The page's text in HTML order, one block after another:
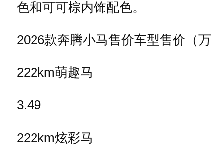
色和可可棕内饰配色。
2026款奔腾小马售价车型售价（万
222km萌趣马
3.49
222km炫彩马